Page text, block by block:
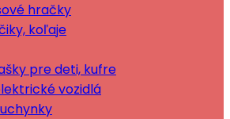
hračky
koľaje
pre deti, kufre
vozidlá